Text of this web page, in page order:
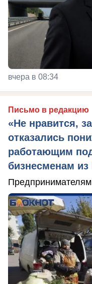
вчера в 08:34
Письмо в редакцию
«Не нравится,
отказались
работающим
бизнесменам из